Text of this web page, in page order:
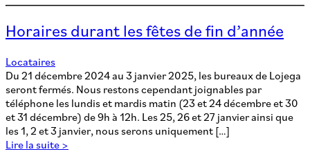
Horaires durant les fêtes de fin d’année
Locataires
Du 21 décembre 2024 au 3 janvier 2025, les bureaux de Lojega
seront fermés. Nous restons cependant joignables par
téléphone les lundis et mardis matin (23 et 24 décembre et 30
et 31 décembre) de 9h à 12h. Les 25, 26 et 27 janvier ainsi que
les 1, 2 et 3 janvier, nous serons uniquement […]
Lire la suite >